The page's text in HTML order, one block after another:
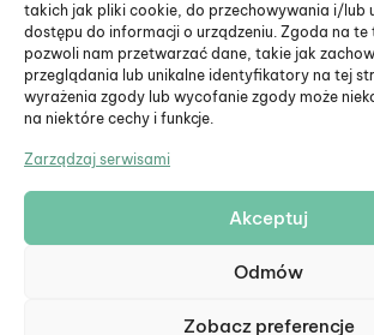
takich jak pliki cookie, do przechowywania i/lub
dostępu do informacji o urządzeniu. Zgoda na te
pozwoli nam przetwarzać dane, takie jak
przeglądania lub unikalne identyfikatory na tej
wyrażenia zgody lub wycofanie zgody może
na niektóre cechy i funkcje.
Zarządzaj serwisami
Akceptuj
Odmów
Zobacz preferencje
© Eduiko. Wszystkie prawa zastrzeżone.